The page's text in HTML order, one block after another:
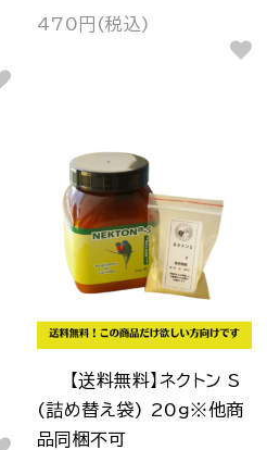
470円(税込)
【送料無料】ネクトン S
(詰め替え袋) 20ｇ※他商
品同梱不可